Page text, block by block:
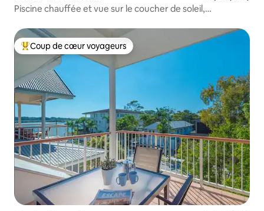
Piscine chauffée et vue sur le coucher de soleil,
Coup de cœur voyageurs parmi les plus aimés
Coup de cœur voyageurs